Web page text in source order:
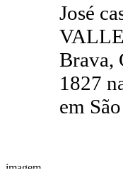
José
VALLE
Brava,
1827
em